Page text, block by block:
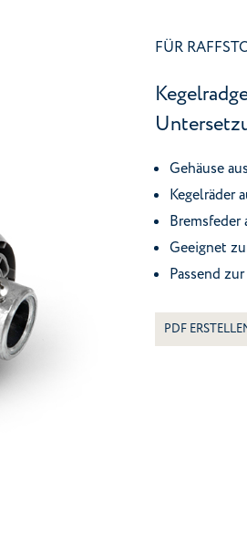
FÜR
Gehäuse
Kegelräder
Bremsfeder
Geeignet
Passend
PDF